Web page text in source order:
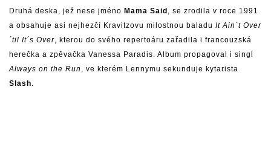
Druhá deska, jež nese jméno Mama Said , se zrodila v roce 1991
a obsahuje asi nejhezčí Kravitzovu milostnou baladu It Ain´t Over
´til It´s Over, kterou do svého repertoáru zařadila i francouzská
herečka a zpěvačka Vanessa Paradis. Album propagoval i singl
Always on the Run , ve kterém Lennymu sekunduje kytarista
Slash.